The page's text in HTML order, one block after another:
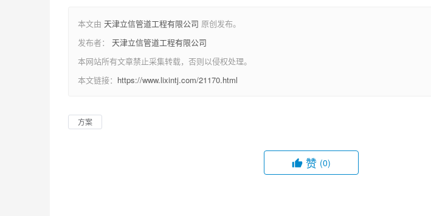
本文由 天津立信管道工程有限公司 原创发布。
发布者： 天津立信管道工程有限公司
本网站所有文章禁止采集转载，否则以侵权处理。
本文链接： https://www.lixintj.com/21170.html
方案
赞 (0)